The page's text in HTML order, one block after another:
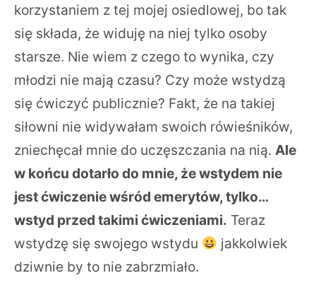
korzystaniem z tej mojej osiedlowej, bo tak
się składa, że widuję na niej tylko osoby
starsze. Nie wiem z czego to wynika, czy
młodzi nie mają czasu? Czy może wstydzą
się ćwiczyć publicznie? Fakt, że na takiej
siłowni nie widywałam swoich rówieśników,
zniechęcał mnie do uczęszczania na nią. Ale
w końcu dotarło do mnie, że wstydem nie
jest ćwiczenie wśród emerytów, tylko…
wstyd przed takimi ćwiczeniami. Teraz
wstydzę się swojego wstydu
jakkolwiek
dziwnie by to nie zabrzmiało.